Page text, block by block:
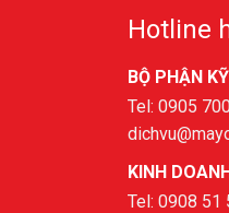
Hotline
BỘ PHẬN
Tel: 0905
KINH
Tel: 0908 51